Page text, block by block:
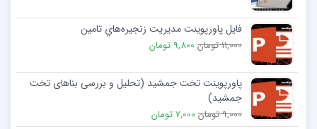
فایل پاورپوینت مديريت زنجيره‌هاي تامين
11,000 تومان 9,800 تومان
پاورپوینت تخت جمشید (تحلیل و بررسی بناهای تخت
جمشید)
9,000 تومان 7,000 تومان